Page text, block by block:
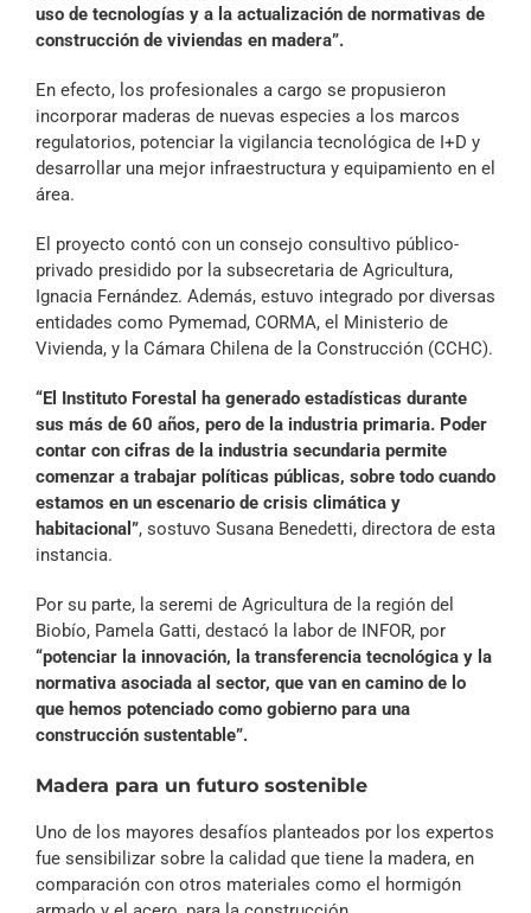
uso de tecnologías y a la actualización de normativas de
construcción de viviendas en madera”.
En efecto, los profesionales a cargo se propusieron
incorporar maderas de nuevas especies a los marcos
regulatorios, potenciar la vigilancia tecnológica de I+D y
desarrollar una mejor infraestructura y equipamiento en el
área.
El proyecto contó con un consejo consultivo público-
privado presidido por la subsecretaria de Agricultura,
Ignacia Fernández. Además, estuvo integrado por diversas
entidades como Pymemad, CORMA, el Ministerio de
Vivienda, y la Cámara Chilena de la Construcción (CCHC).
“El Instituto Forestal ha generado estadísticas durante
sus más de 60 años, pero de la industria primaria. Poder
contar con cifras de la industria secundaria permite
comenzar a trabajar políticas públicas, sobre todo cuando
estamos en un escenario de crisis climática y
habitacional”, sostuvo Susana Benedetti, directora de esta
instancia.
Por su parte, la seremi de Agricultura de la región del
Biobío, Pamela Gatti, destacó la labor de INFOR, por
“potenciar la innovación, la transferencia tecnológica y la
normativa asociada al sector, que van en camino de lo
que hemos potenciado como gobierno para una
construcción sustentable”.
Madera para un futuro sostenible
Uno de los mayores desafíos planteados por los expertos
fue sensibilizar sobre la calidad que tiene la madera, en
comparación con otros materiales como el hormigón